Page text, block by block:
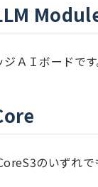
ＡＩボードです
のいずれで